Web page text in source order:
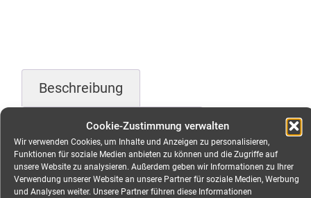
Cookie-Zustimmung verwalten
Wir verwenden Cookies, um Inhalte und Anzeigen zu personalisieren,
Funktionen für soziale Medien anbieten zu können und die Zugriffe auf
unsere Website zu analysieren. Außerdem geben wir Informationen zu Ihrer
Verwendung unserer Website an unsere Partner für soziale Medien, Werbung
und Analysen weiter. Unsere Partner führen diese Informationen
Beschreibung
Zusätzliche Information
Beschreibung